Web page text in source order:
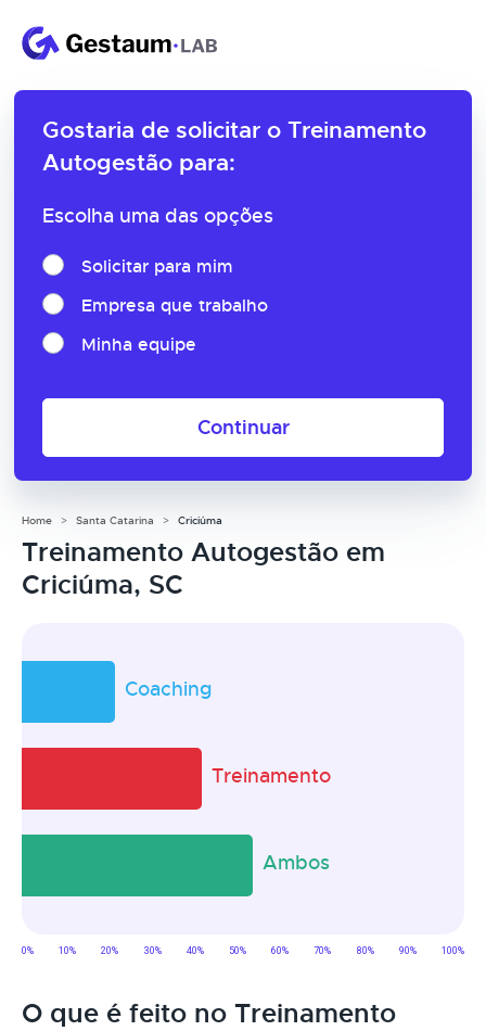
Gostaria de solicitar o Treinamento
Autogestão para:
Escolha uma das opções
Solicitar para mim
Empresa que trabalho
Minha equipe
Continuar
Home Santa Catarina Criciúma
Treinamento Autogestão em
Criciúma, SC
O que é feito no Treinamento